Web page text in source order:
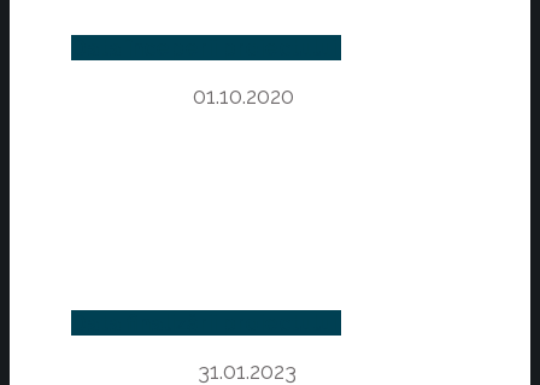
01.10.2020
31.01.2023